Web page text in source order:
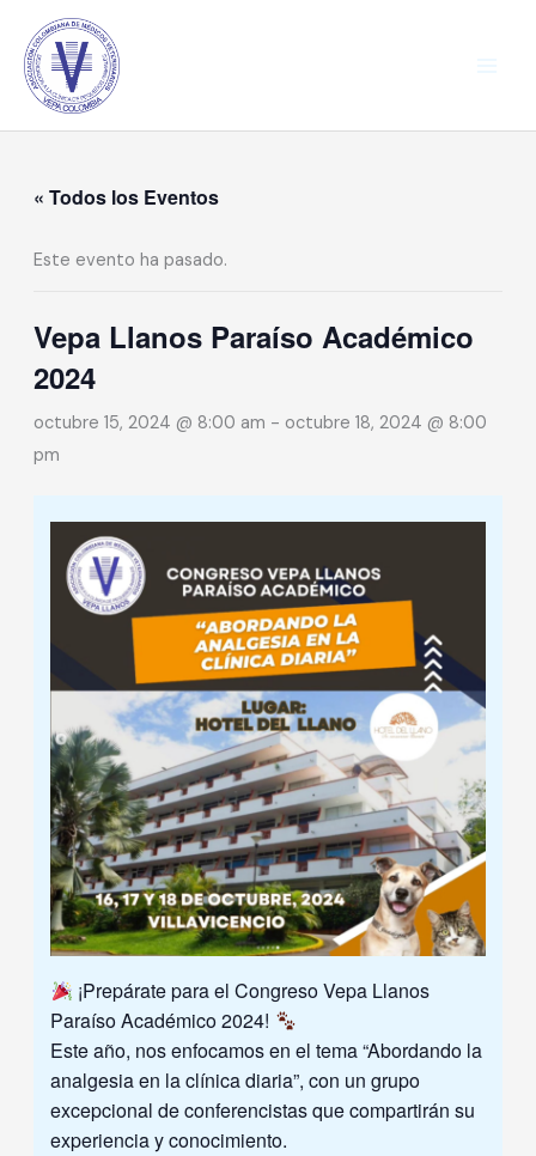
contenido
« Todos los Eventos
Este evento ha pasado.
Vepa Llanos Paraíso Académico
2024
octubre 15, 2024 @ 8:00 am - octubre 18, 2024 @ 8:00
pm
¡Prepárate para el Congreso Vepa Llanos
Paraíso Académico 2024!
Este año, nos enfocamos en el tema “Abordando la
analgesia en la clínica diaria”, con un grupo
excepcional de conferencistas que compartirán su
experiencia y conocimiento.